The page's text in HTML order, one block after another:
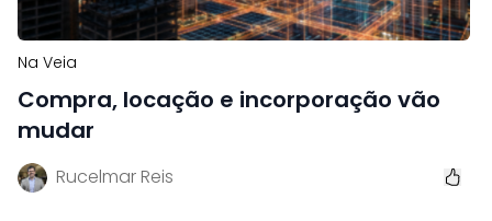
Na Veia
Compra, locação e incorporação vão
mudar
Rucelmar Reis